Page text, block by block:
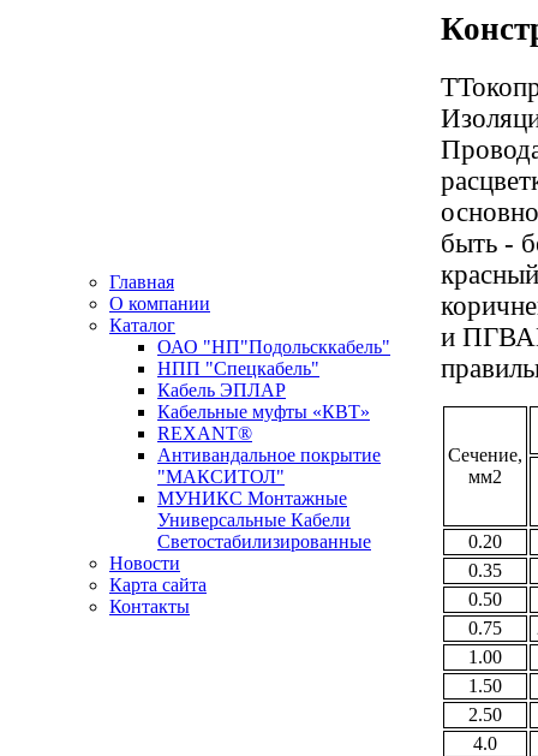
Главная
О компании
Каталог
ОАО "НП"Подольсккабель"
НПП "Спецкабель"
Кабель ЭПЛАР
Кабельные муфты «КВТ»
REXANT®
Антивандальное покрытие
"МАКСИТОЛ"
МУНИКС Монтажные
Универсальные Кабели
Светостабилизированные
Новости
Карта сайта
Контакты
быть -
и
Сечение,
мм2
0.20
0.35
0.50
0.75
1.00
1.50
2.50
4.0